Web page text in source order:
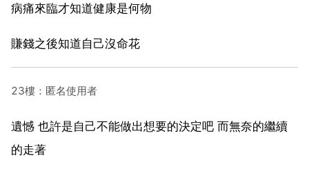
病痛來臨才知道健康是何物
賺錢之後知道自己沒命花
23樓：匿名使用者
遺憾 也許是自己不能做出想要的決定吧 而無奈的繼續
的走著